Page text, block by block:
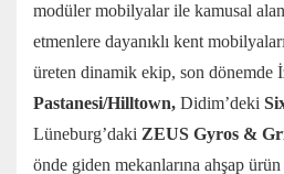
modüler mobilyalar ile kamusal
etmenlere dayanıklı kent
üreten dinamik ekip, son dönemde
Pastanesi/Hilltown, Didim’deki
Lüneburg’daki ZEUS Gyros &
önde giden mekanlarına ahşap